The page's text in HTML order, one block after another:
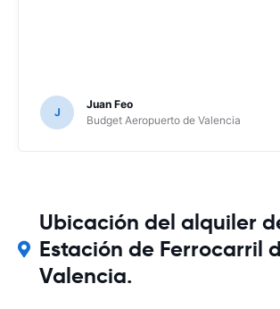
J
Juan Feo
Budget Aeropuerto de Valencia
Ubicación del alquiler
Estación de Ferrocarril
Valencia.